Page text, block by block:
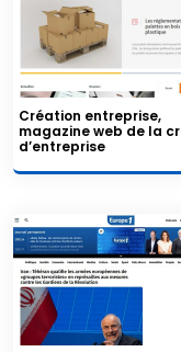
Création entreprise,
magazine web de la
d’entreprise